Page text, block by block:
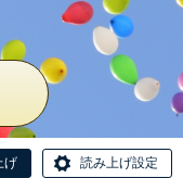
げ 読み上げ設定